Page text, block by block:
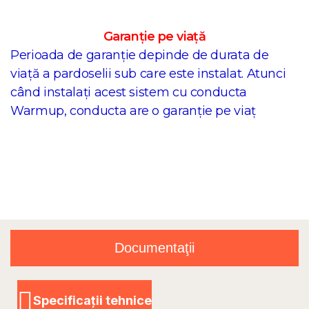
Garanție pe viață
Perioada de garanție depinde de durata de
viață a pardoselii sub care este instalat. Atunci
când instalați acest sistem cu conducta
Warmup, conducta are o garanție pe viaț
Documentaţii
Specificații tehnice